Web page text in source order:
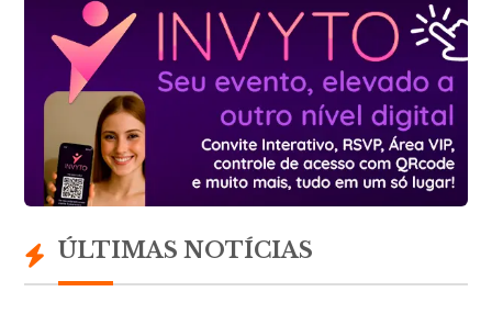
ÚLTIMAS NOTÍCIAS